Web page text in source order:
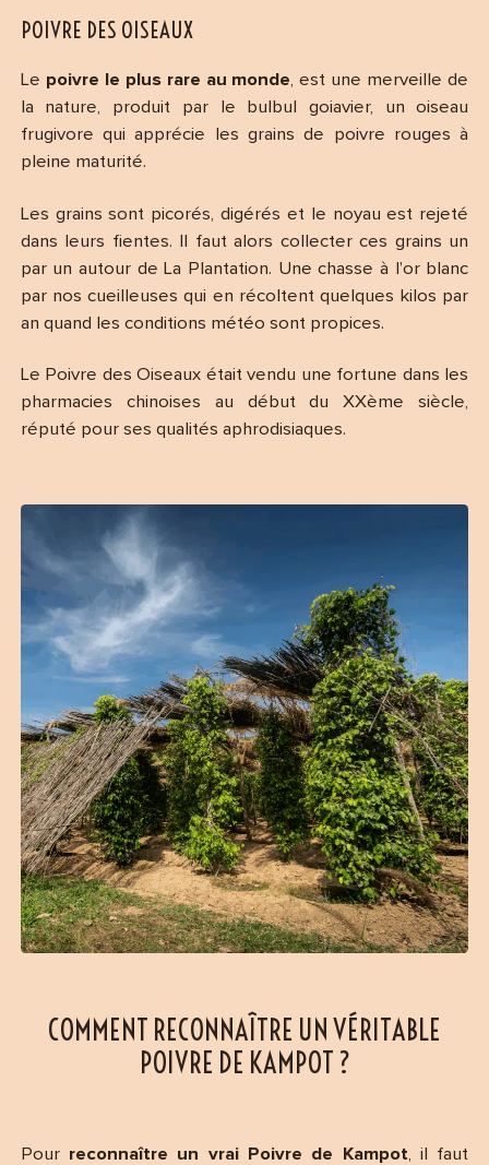
POIVRE DES OISEAUX
Le poivre le plus rare au monde, est une merveille de
la nature, produit par le bulbul goiavier, un oiseau
frugivore qui apprécie les grains de poivre rouges à
pleine maturité.
Les grains sont picorés, digérés et le noyau est rejeté
dans leurs fientes. Il faut alors collecter ces grains un
par un autour de La Plantation. Une chasse à l’or blanc
par nos cueilleuses qui en récoltent quelques kilos par
an quand les conditions météo sont propices.
Le Poivre des Oiseaux était vendu une fortune dans les
pharmacies chinoises au début du XXème siècle,
réputé pour ses qualités aphrodisiaques.
COMMENT RECONNAÎTRE UN VÉRITABLE
POIVRE DE KAMPOT ?
Pourreconnaître un vrai Poivre de Kampot, il faut